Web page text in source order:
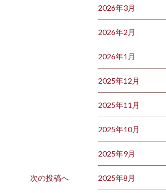
次の投稿へ
2026年3月
2026年2月
2026年1月
2025年12月
2025年11月
2025年10月
2025年9月
2025年8月